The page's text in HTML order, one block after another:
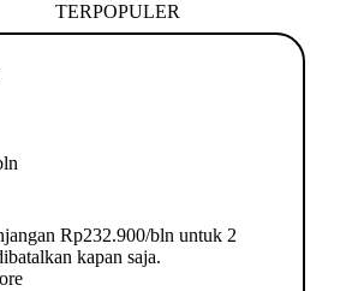
TERPOPULER
Rp232.900/bln untuk 2
kapan saja.